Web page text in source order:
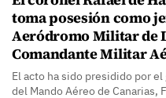
toma posesión como
Aeródromo Militar de
Comandante Militar
El acto ha sido presidido por
del Mando Aéreo de Canarias,